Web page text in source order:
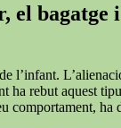
el
rebut aquest
ha